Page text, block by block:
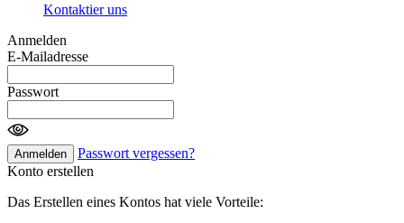
Kontaktier uns
Anmelden
E-Mailadresse
Passwort
Anmelden
Passwort vergessen?
Konto erstellen
Das Erstellen eines Kontos hat viele Vorteile: